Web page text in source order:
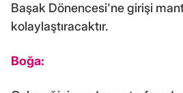
Başak Dönencesi'ne girişi
kolaylaştıracaktır.
Boğa: